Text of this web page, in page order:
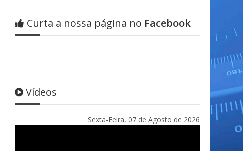
Curta a nossa página no Facebook
Vídeos
Sexta-Feira, 07 de Agosto de 2026